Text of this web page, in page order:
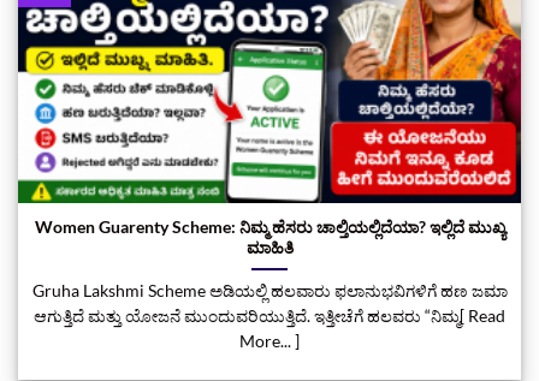
Women Guarenty Scheme: ನಿಮ್ಮ ಹೆಸರು ಚಾಲ್ತಿಯಲ್ಲಿದೆಯಾ? ಇಲ್ಲಿದೆ ಮುಖ್ಯ
ಮಾಹಿತಿ
Gruha Lakshmi Scheme ಅಡಿಯಲ್ಲಿ ಹಲವಾರು ಫಲಾನುಭವಿಗಳಿಗೆ ಹಣ ಜಮಾ
ಆಗುತ್ತಿದೆ ಮತ್ತು ಯೋಜನೆ ಮುಂದುವರಿಯುತ್ತಿದೆ. ಇತ್ತೀಚೆಗೆ ಹಲವರು “ನಿಮ್ಮ[ Read
More... ]